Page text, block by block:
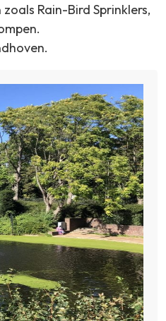
Rain-Bird Sprinklers,